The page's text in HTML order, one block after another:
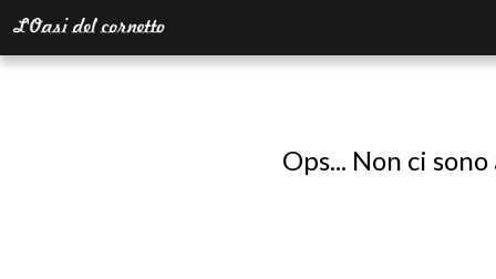
Ops... Non ci